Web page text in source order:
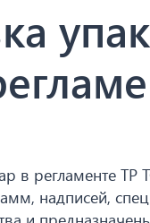
в регламенте ТР
надписей,